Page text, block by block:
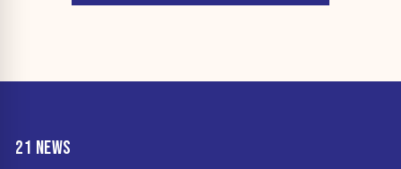
21 NEWS